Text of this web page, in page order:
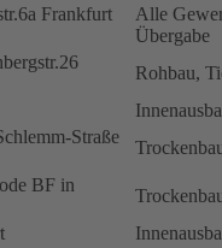
Frankfurt
Alle
Übergabe
Rohbau,
Straße
BF in